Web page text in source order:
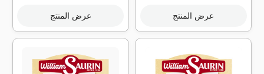
عرض المنتج عرض المنتج